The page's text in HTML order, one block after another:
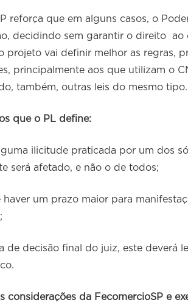
reforça que em alguns casos, o
decidindo sem garantir o direito
projeto vai definir melhor as regras,
principalmente aos que utilizam o
também, outras leis do mesmo tipo.
que o PL define:
ilicitude praticada por um dos
será afetado, e não o de todos;
haver um prazo maior para
de decisão final do juiz, este deverá
considerações da FecomercioSP e